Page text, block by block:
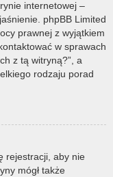
internetowej –
phpBB Limited
prawnej z wyjątkiem
w sprawach
z tą witryną?”, a
rodzaju porad
rejestracji, aby nie
mógł także